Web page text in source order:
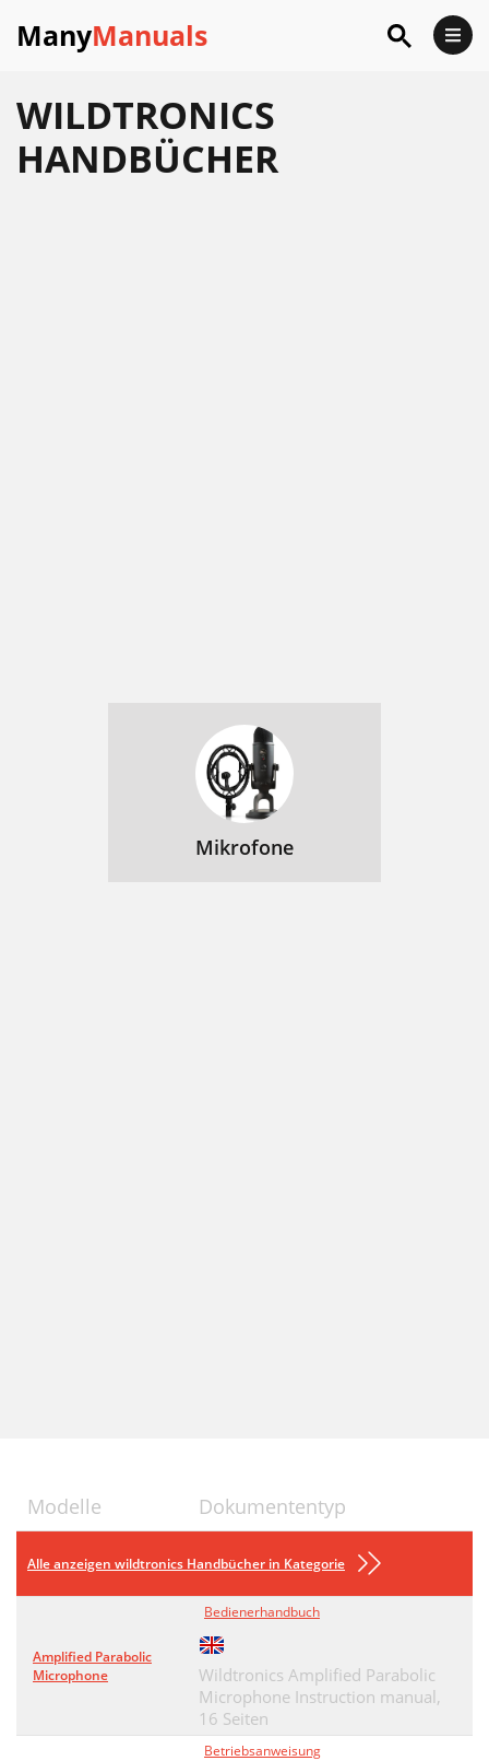
ManyManuals
WILDTRONICS
HANDBÜCHER
Mikrofone
Modelle Dokumententyp
Alle anzeigen wildtronics Handbücher in Kategorie
Amplified Parabolic
Microphone
Bedienerhandbuch
Wildtronics Amplified Parabolic
Microphone Instruction manual,
16 Seiten
Betriebsanweisung